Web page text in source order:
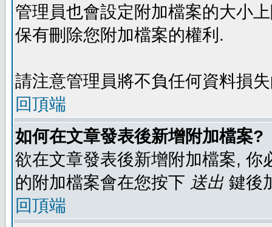
管理員也會設定附加檔案的大小
保有刪除您附加檔案的權利.
請注意管理員將不負任何資料損
回頂端
如何在文章發表後新增附加檔案?
欲在文章發表後新增附加檔案,
的附加檔案會在您按下 送出 鍵後
回頂端